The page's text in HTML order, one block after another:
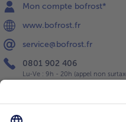
Mon compte bofrost*
www.bofrost.fr
service@bofrost.fr
0801 902 406
Lu-Ve : 9h - 20h (appel non
Service